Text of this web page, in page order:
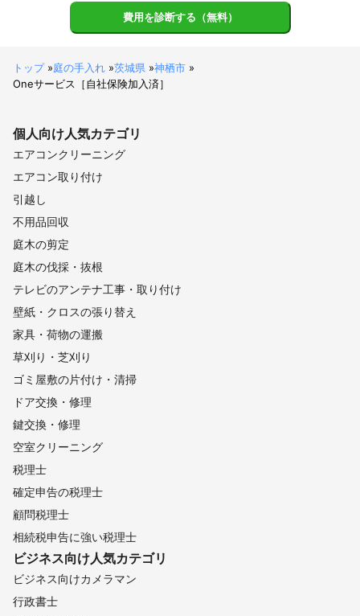
費用を診断する（無料）
トップ»庭の手入れ »茨城県 »神栖市 »
Oneサービス［自社保険加入済］
個人向け人気カテゴリ
エアコンクリーニング
エアコン取り付け
引越し
不用品回収
庭木の剪定
庭木の伐採・抜根
テレビのアンテナ工事・取り付け
壁紙・クロスの張り替え
家具・荷物の運搬
草刈り・芝刈り
ゴミ屋敷の片付け・清掃
ドア交換・修理
鍵交換・修理
空室クリーニング
税理士
確定申告の税理士
顧問税理士
相続税申告に強い税理士
ビジネス向け人気カテゴリ
ビジネス向けカメラマン
行政書士